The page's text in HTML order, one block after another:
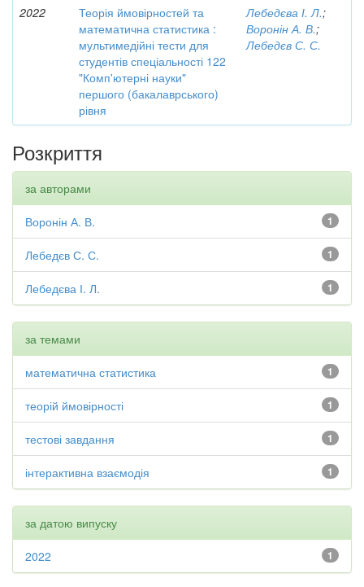
2022
Теорія ймовірностей та
математична статистика :
мультимедійні тести для
студентів спеціальності 122
"Комп'ютерні науки"
першого (бакалаврського)
рівня
Лебедєва І. Л.;
Воронін А. В.;
Лебедєв С. С.
Розкриття
за авторами
1
Воронін А. В.
1
Лебедєв С. С.
1
Лебедєва І. Л.
за темами
1
математична статистика
1
теорій ймовірності
1
тестові завдання
1
інтерактивна взаємодія
за датою випуску
1
2022